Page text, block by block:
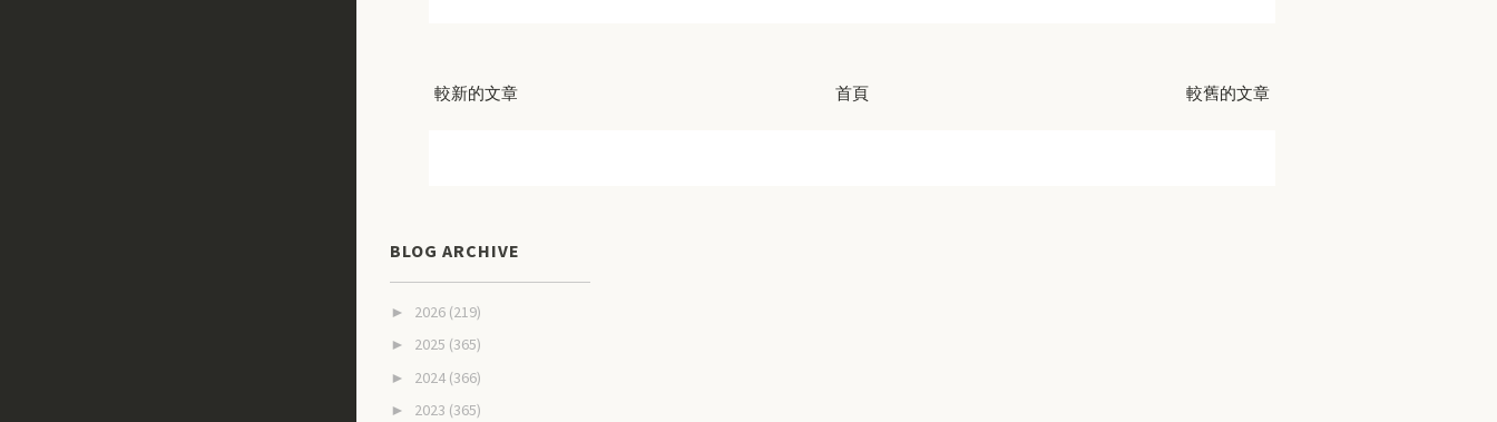
較新的文章 較舊的文章
首頁
BLOG ARCHIVE
► 2026 (219)
► 2025 (365)
► 2024 (366)
► 2023 (365)